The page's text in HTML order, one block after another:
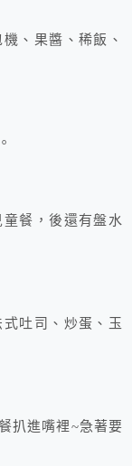
、果醬、稀飯、
餐，後還有盤水
吐司、炒蛋、玉
扒進嘴裡~急著要